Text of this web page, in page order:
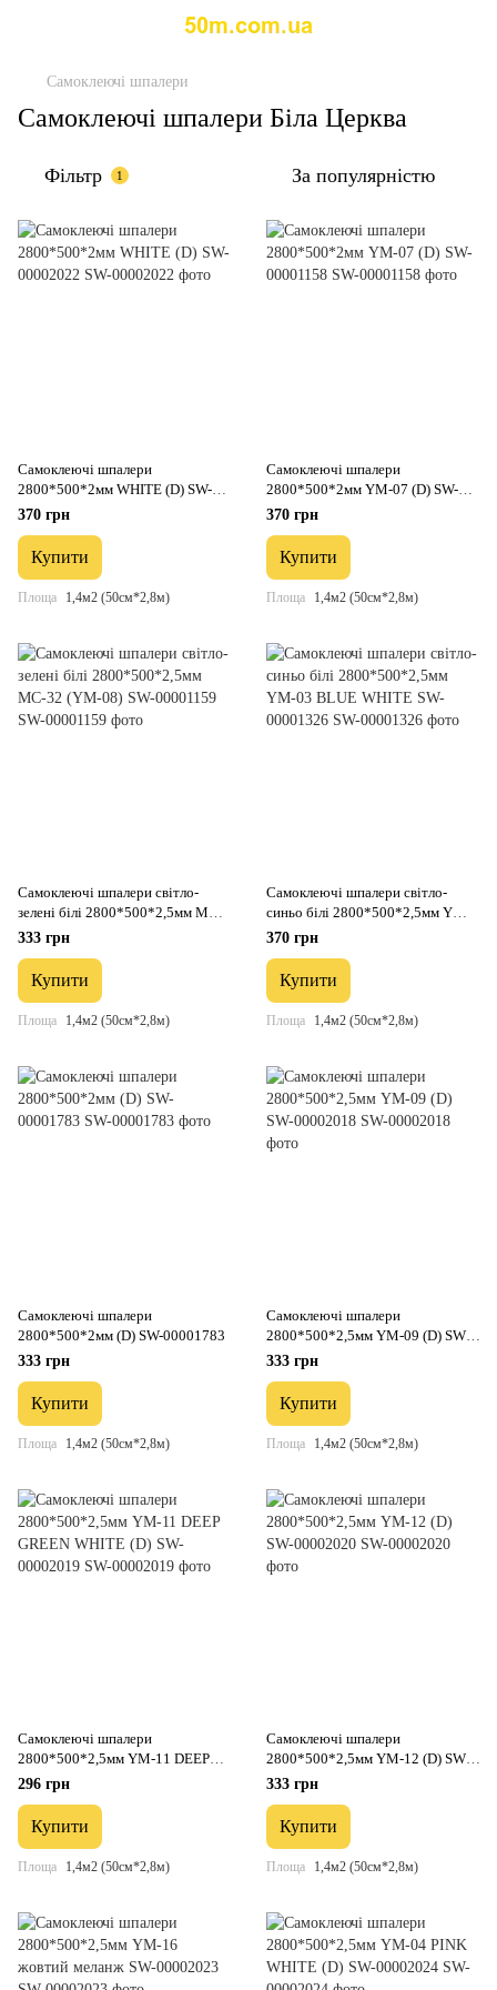
Самоклеючі шпалери
Самоклеючі шпалери Біла Церква
Фільтр 1 За популярністю
Самоклеючі шпалери
2800*500*2мм WHITE (D) SW-
00002022
370 грн
Купити
Площа 1,4м2 (50см*2,8м)
Самоклеючі шпалери
2800*500*2мм YM-07 (D) SW-
00001158
370 грн
Купити
Площа 1,4м2 (50см*2,8м)
Самоклеючі шпалери світло-
зелені білі 2800*500*2,5мм MC-
32 (YM-08) SW-00001159
333 грн
Купити
Площа 1,4м2 (50см*2,8м)
Самоклеючі шпалери світло-
синьо білі 2800*500*2,5мм YM-
03 BLUE WHITE SW-00001326
370 грн
Купити
Площа 1,4м2 (50см*2,8м)
Самоклеючі шпалери
2800*500*2мм (D) SW-00001783
333 грн
Купити
Площа 1,4м2 (50см*2,8м)
Самоклеючі шпалери
2800*500*2,5мм YM-09 (D) SW-
00002018
333 грн
Купити
Площа 1,4м2 (50см*2,8м)
Самоклеючі шпалери
2800*500*2,5мм YM-11 DEEP
GREEN WHITE (D) SW-00002019
296 грн
Купити
Площа 1,4м2 (50см*2,8м)
Самоклеючі шпалери
2800*500*2,5мм YM-12 (D) SW-
00002020
333 грн
Купити
Площа 1,4м2 (50см*2,8м)